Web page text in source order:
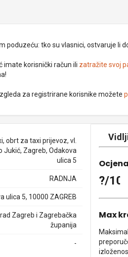
poduzeću: tko su vlasnici, ostvaruje li
imate korisnički račun ili zatražite svoj
za registrirane korisnike možete
obrt za taxi prijevoz, vl.
Jukić, Zagreb, Odakova
ulica 5
RADNJA
ulica 5, 10000 ZAGREB
Zagreb i Zagrebačka
županija
-
Ocjena
?/10
Max